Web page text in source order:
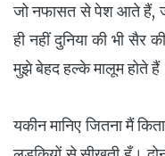
जो नफासत से पेश आते हैं,
ही नहीं दुनिया की भी सैर
मुझे बेहद हल्के मालूम होते
यकीन मानिए जितना मैं